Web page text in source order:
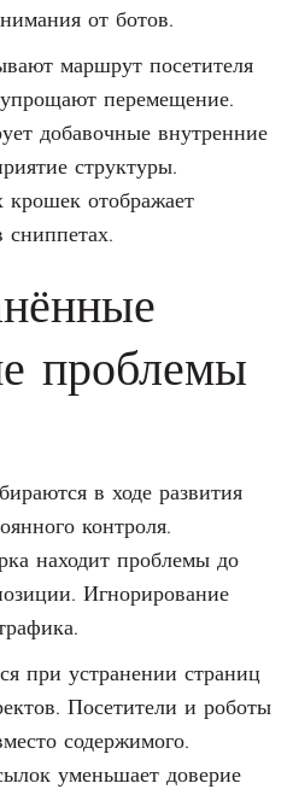
от ботов.
маршрут посетителя
перемещение.
добавочные внутренние
структуры.
отображает
проблемы
в ходе развития
контроля.
находит проблемы до
Игнорирование
при устранении страниц
Посетители и роботы
содержимого.
уменьшает доверие